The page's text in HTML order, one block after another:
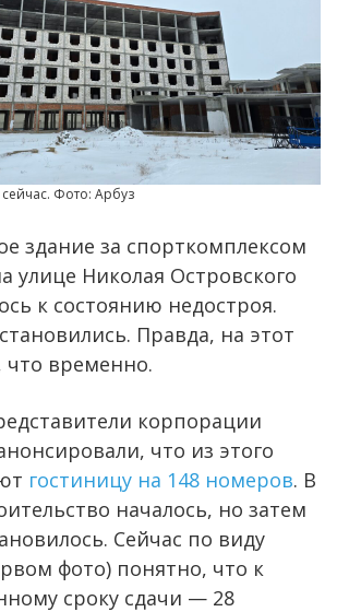
Фото: Арбуз
здание за спорткомплексом
улице Николая Островского
к состоянию недостроя.
Правда, на этот
временно.
корпорации
что из этого
гостиницу на 148 номеров. В
началось, но затем
Сейчас по виду
фото) понятно, что к
сроку сдачи — 28